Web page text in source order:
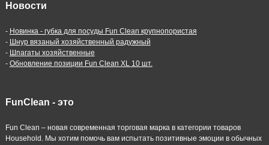
Новости
- Новинка - губка для посуды Fun Clean крупнопористая
- Шнур вязаный хозяйственный радужный
- Шпагаты хозяйственные
- Обновление позиции Fun Clean XL 10 шт.
FunClean - это
Fun Clean – новая современная торговая марка в категории товаров
Household. Мы хотим помочь вам испытать позитивные эмоции в обычных